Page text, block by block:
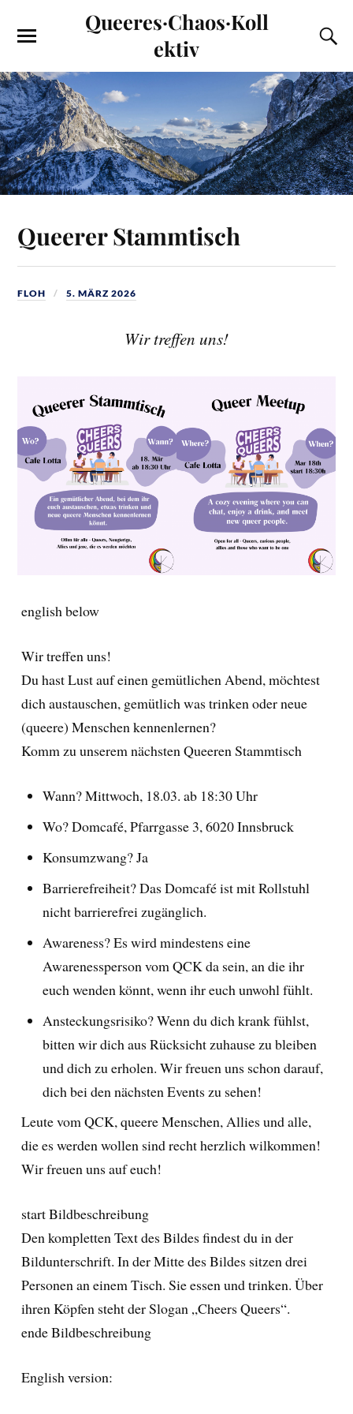
Queeres·Chaos·Koll
ektiv
Queerer Stammtisch
FLOH 5. MÄRZ 2026
Wir treffen uns!
english below
Wir treffen uns!
Du hast Lust auf einen gemütlichen Abend, möchtest
dich austauschen, gemütlich was trinken oder neue
(queere) Menschen kennenlernen?
Komm zu unserem nächsten Queeren Stammtisch
Wann? Mittwoch, 18.03. ab 18:30 Uhr
Wo? Domcafé, Pfarrgasse 3, 6020 Innsbruck
Konsumzwang? Ja
Barrierefreiheit? Das Domcafé ist mit Rollstuhl
nicht barrierefrei zugänglich.
Awareness? Es wird mindestens eine
Awarenessperson vom QCK da sein, an die ihr
euch wenden könnt, wenn ihr euch unwohl fühlt.
Ansteckungsrisiko? Wenn du dich krank fühlst,
bitten wir dich aus Rücksicht zuhause zu bleiben
und dich zu erholen. Wir freuen uns schon darauf,
dich bei den nächsten Events zu sehen!
Leute vom QCK, queere Menschen, Allies und alle,
die es werden wollen sind recht herzlich wilkommen!
Wir freuen uns auf euch!
start Bildbeschreibung
Den kompletten Text des Bildes findest du in der
Bildunterschrift. In der Mitte des Bildes sitzen drei
Personen an einem Tisch. Sie essen und trinken. Über
ihren Köpfen steht der Slogan „Cheers Queers“.
ende Bildbeschreibung
English version: